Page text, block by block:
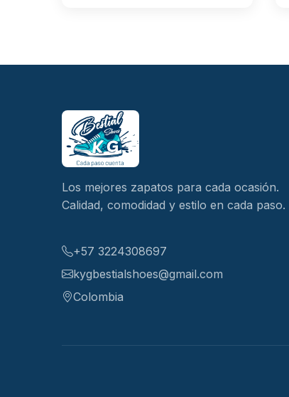
Los mejores zapatos para cada ocasión.
Calidad, comodidad y estilo en cada paso.
+57 3224308697
kygbestialshoes@gmail.com
Colombia